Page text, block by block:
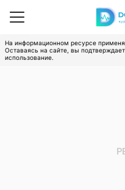
На информационном ресурсе
Оставаясь на сайте, вы
использование.